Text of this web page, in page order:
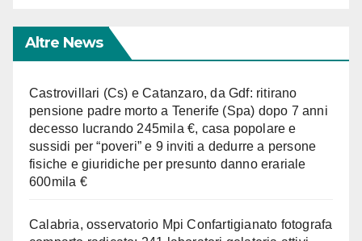
Altre News
Castrovillari (Cs) e Catanzaro, da Gdf: ritirano
pensione padre morto a Tenerife (Spa) dopo 7 anni
decesso lucrando 245mila €, casa popolare e
sussidi per “poveri” e 9 inviti a dedurre a persone
fisiche e giuridiche per presunto danno erariale
600mila €
Calabria, osservatorio Mpi Confartigianato fotografa